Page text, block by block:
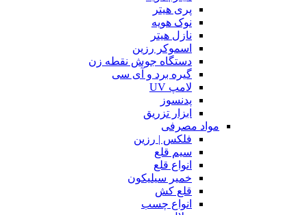
پری هیتر
نوک هویه
نازل هیتر
اسموکر رزین
دستگاه جوش نقطه زن
گیره برد و آی سی
لامپ UV
پدنسوز
ابزار تزریق
مواد مصرفی
فلکس | رزین
سیم قلع
انواع قلع
خمیر سیلیکون
قلع کش
انواع چسب